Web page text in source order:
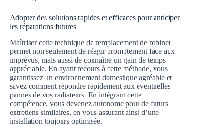
Adopter des solutions rapides et efficaces pour anticiper
les réparations futures
Maîtriser cette technique de remplacement de robinet
permet non seulement de réagir promptement face aux
imprévus, mais aussi de connaître un gain de temps
appréciable. En ayant recours à cette méthode, vous
garantissez un environnement domestique agréable et
savez comment répondre rapidement aux éventuelles
pannes de vos radiateurs. En intégrant cette
compétence, vous devenez autonome pour de futurs
entretiens similaires, en vous assurant ainsi d’une
installation toujours optimisée.